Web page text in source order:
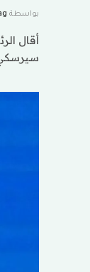
بواسطة
أقال